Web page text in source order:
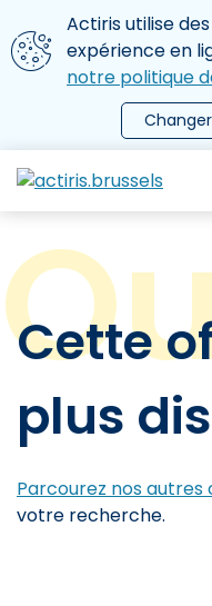
Aller au contenu principal
Nous utilisons des
Actiris utilise
expérience en
notre politique
le menu
Cette
plus
Parcourez nos
votre recherche.